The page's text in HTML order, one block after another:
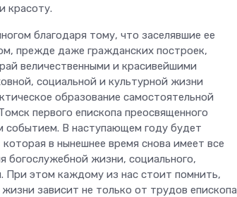
красоту.
благодаря тому, что заселявшие ее
прежде даже гражданских построек,
величественными и красивейшими
социальной и культурной жизни
образование самостоятельной
первого епископа преосвященного
событием. В наступающем году будет
в нынешнее время снова имеет все
богослужебной жизни, социального,
При этом каждому из нас стоит помнить,
зависит не только от трудов епископа